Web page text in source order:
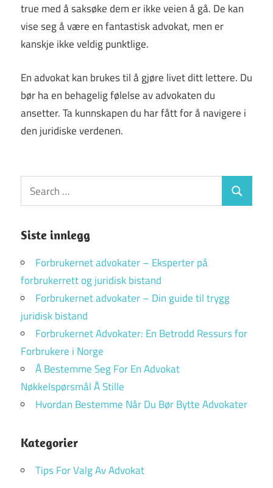
true med å saksøke dem er ikke veien å gå. De kan
vise seg å være en fantastisk advokat, men er
kanskje ikke veldig punktlige.
En advokat kan brukes til å gjøre livet ditt lettere. Du
bør ha en behagelig følelse av advokaten du
ansetter. Ta kunnskapen du har fått for å navigere i
den juridiske verdenen.
Search
for:
Search
Siste innlegg
Forbrukernet advokater – Eksperter på
forbrukerrett og juridisk bistand
Forbrukernet advokater – Din guide til trygg
juridisk bistand
Forbrukernet Advokater: En Betrodd Ressurs for
Forbrukere i Norge
Å Bestemme Seg For En Advokat
Nøkkelspørsmål Å Stille
Hvordan Bestemme Når Du Bør Bytte Advokater
Kategorier
Tips For Valg Av Advokat